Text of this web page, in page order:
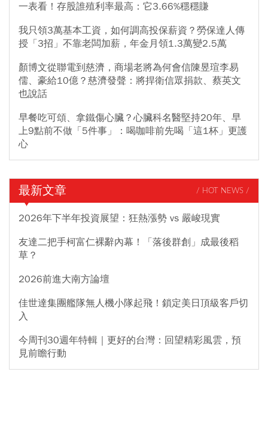
一表看！存股誰殖利率最高：它3.66%穩穩賺
我只領3萬基本工資，如何調高投保薪資？勞保達人傳
授「3招」不靠老闆加薪，年金月領1.3萬變2.5萬
顏博文從聯電到慈濟，商場老將為何會信陳昱瑄李易
儒、豪給10億？慈濟發聲：將捍衛信眾捐款、蔡英文
也說話
早餐吃可頌、拿鐵傷心臟？心臟科名醫堅持20年、早
上9點前不做「5件事」：喝咖啡前先喝「這1杯」更護
心
最新文章 / HOT NEWS /
2026年下半年投資展望：狂熱漲勢 vs 嚴峻現實
友達二把手柯富仁裸辭內幕！「落後群創」成最後稻
草？
2026前進大南方論壇
佳世達集團艦隊無人機小隊起飛！鎖定美日頂級客戶切
入
今周刊30週年特輯｜更好的台灣：回望精彩風雲，預
見前瞻行動